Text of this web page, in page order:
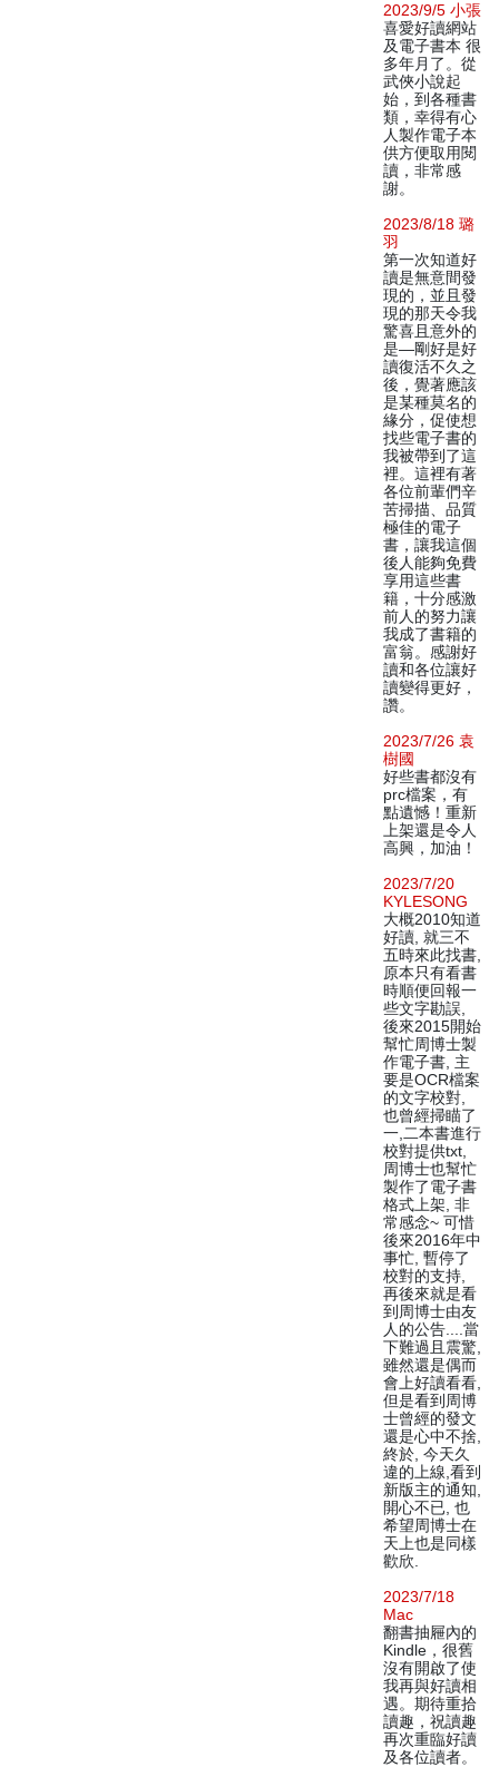
2023/9/5 小張
喜愛好讀網站
及電子書本 很
多年月了。從
武俠小說起
始，到各種書
類，幸得有心
人製作電子本
供方便取用閱
讀，非常感
謝。
2023/8/18 璐
羽
第一次知道好
讀是無意間發
現的，並且發
現的那天令我
驚喜且意外的
是—剛好是好
讀復活不久之
後，覺著應該
是某種莫名的
緣分，促使想
找些電子書的
我被帶到了這
裡。這裡有著
各位前輩們辛
苦掃描、品質
極佳的電子
書，讓我這個
後人能夠免費
享用這些書
籍，十分感激
前人的努力讓
我成了書籍的
富翁。感謝好
讀和各位讓好
讀變得更好，
讚。
2023/7/26 袁
樹國
好些書都沒有
prc檔案，有
點遺憾！重新
上架還是令人
高興，加油！
2023/7/20
KYLESONG
大概2010知道
好讀, 就三不
五時來此找書,
原本只有看書
時順便回報一
些文字勘誤,
後來2015開始
幫忙周博士製
作電子書, 主
要是OCR檔案
的文字校對,
也曾經掃瞄了
一,二本書進行
校對提供txt,
周博士也幫忙
製作了電子書
格式上架, 非
常感念~ 可惜
後來2016年中
事忙, 暫停了
校對的支持,
再後來就是看
到周博士由友
人的公告....當
下難過且震驚,
雖然還是偶而
會上好讀看看,
但是看到周博
士曾經的發文
還是心中不捨,
終於, 今天久
違的上線,看到
新版主的通知,
開心不已, 也
希望周博士在
天上也是同樣
歡欣.
2023/7/18
Mac
翻書抽屜內的
Kindle，很舊
沒有開啟了使
我再與好讀相
遇。期待重拾
讀趣，祝讀趣
再次重臨好讀
及各位讀者。